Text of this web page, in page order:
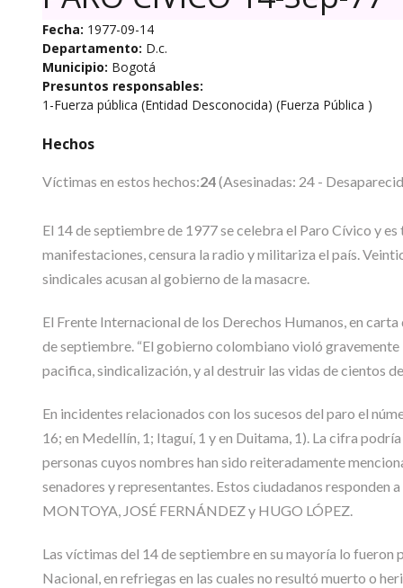
Fecha: 1977-09-14
Departamento: D.c.
Municipio: Bogotá
Presuntos responsables:
1-Fuerza pública (Entidad Desconocida) (Fuerza Pública )
Hechos
Víctimas en estos hechos:24(Asesinadas: 24 -
El 14 de septiembre de 1977 se celebra el Paro Cívico y
manifestaciones, censura la radio y militariza el país.
sindicales acusan al gobierno de la masacre.
El Frente Internacional de los Derechos Humanos, en
de septiembre. “El gobierno colombiano violó
pacifica, sindicalización, y al destruir las vidas de cientos
En incidentes relacionados con los sucesos del paro el
16; en Medellín, 1; Itaguí, 1 y en Duitama, 1). La cifra
personas cuyos nombres han sido reiteradamente
senadores y representantes. Estos ciudadanos responden
MONTOYA, JOSÉ FERNÁNDEZ y HUGO LÓPEZ.
Las víctimas del 14 de septiembre en su mayoría lo
Nacional, en refriegas en las cuales no resultó muerto o